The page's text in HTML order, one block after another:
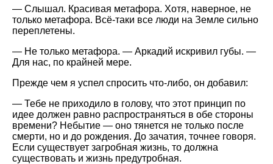
— Слышал. Красивая метафора. Хотя, наверное, не
только метафора. Всё-таки все люди на Земле сильно
переплетены.
— Не только метафора. — Аркадий искривил губы. —
Для нас, по крайней мере.
Прежде чем я успел спросить что-либо, он добавил:
— Тебе не приходило в голову, что этот принцип по
идее должен равно распространяться в обе стороны
времени? Небытие — оно тянется не только после
смерти, но и до рождения. До зачатия, точнее говоря.
Если существует загробная жизнь, то должна
существовать и жизнь предутробная.